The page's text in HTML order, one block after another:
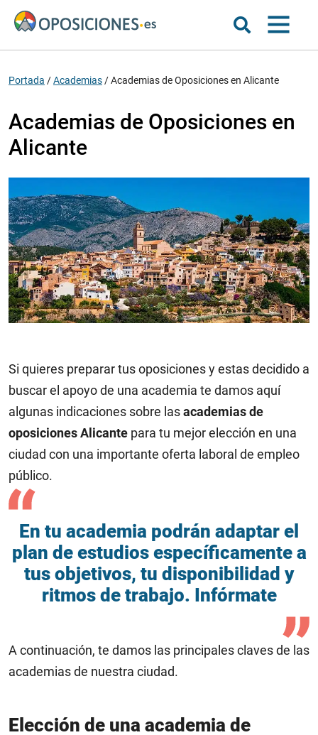
Portada /Academias /Academias de Oposiciones en Alicante
Academias de Oposiciones en
Alicante
Si quieres preparar tus oposiciones y estas decidido a
buscar el apoyo de una academia te damos aquí
algunas indicaciones sobre lasacademias de
oposiciones Alicante para tu mejor elección en una
ciudad con una importante oferta laboral de empleo
público.
En tu academia podrán adaptar el
plan de estudios específicamente a
tus objetivos, tu disponibilidad y
ritmos de trabajo. Infórmate
A continuación, te damos las principales claves de las
academias de nuestra ciudad.
Elección de una academia de